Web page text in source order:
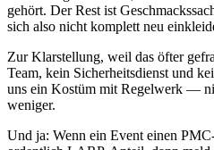
gehört. Der Rest ist
sich also nicht komplett neu
Zur Klarstellung, weil das öfter
Team, kein Sicherheitsdienst und
uns ein Kostüm mit Regelwerk —
weniger.
Und ja: Wenn ein Event einen